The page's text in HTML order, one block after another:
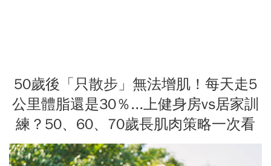
50歲後「只散步」無法增肌！每天走5
公里體脂還是30％...上健身房vs居家訓
練？50、60、70歲長肌肉策略一次看